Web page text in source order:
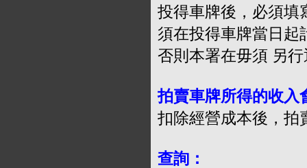
投得車牌後，必須填
須在投得車牌當日起
否則本署在毋須 另
拍賣車牌所得的收入
扣除經營成本後，拍
查詢：